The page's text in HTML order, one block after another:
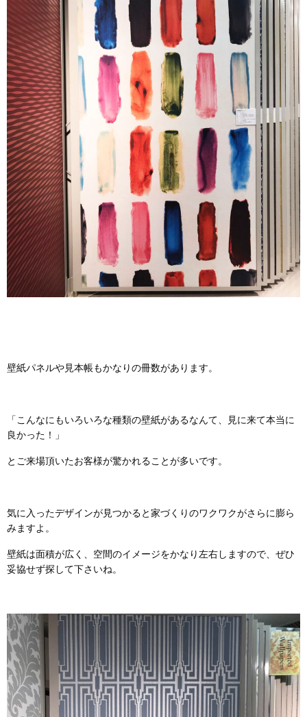
壁紙パネルや見本帳もかなりの冊数があります。
「こんなにもいろいろな種類の壁紙があるなんて、見に来て本当に
良かった！」
とご来場頂いたお客様が驚かれることが多いです。
気に入ったデザインが見つかると家づくりのワクワクがさらに膨ら
みますよ。
壁紙は面積が広く、空間のイメージをかなり左右しますので、ぜひ
妥協せず探して下さいね。